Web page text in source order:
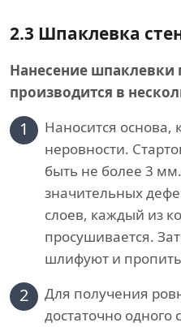
2.3 Шпаклевка
Нанесение шпаклевки
производится в
1
Наносится основа,
неровности.
быть не более 3
значительных
слоев, каждый из
просушивается.
шлифуют и
2
Для получения
достаточно